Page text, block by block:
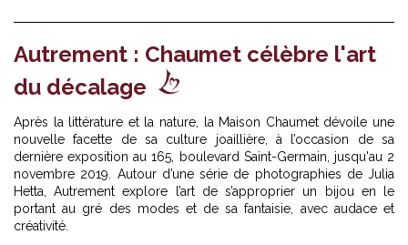
Autrement : Chaumet célèbre l'art
du décalage
Après la littérature et la nature, la Maison Chaumet dévoile une
nouvelle facette de sa culture joaillière, à l’occasion de sa
dernière exposition au 165, boulevard Saint-Germain, jusqu'au 2
novembre 2019. Autour d’une série de photographies de Julia
Hetta, Autrement explore l’art de s’approprier un bijou en le
portant au gré des modes et de sa fantaisie, avec audace et
créativité.